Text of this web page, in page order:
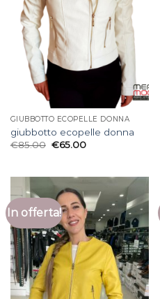
GIUBBOTTO ECOPELLE DONNA
giubbotto ecopelle donna
€85.00 €65.00
In offerta!